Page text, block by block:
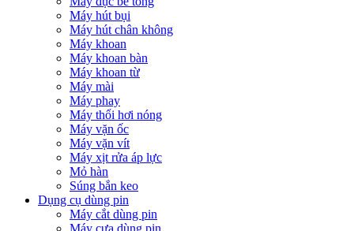
Máy hút bụi
Máy hút chân không
Máy khoan
Máy khoan bàn
Máy khoan từ
Máy mài
Máy phay
Máy thổi hơi nóng
Máy vặn ốc
Máy vặn vít
Máy xịt rửa áp lực
Mỏ hàn
Súng bắn keo
Dụng cụ dùng pin
Máy cắt dùng pin
Máy cưa dùng pin